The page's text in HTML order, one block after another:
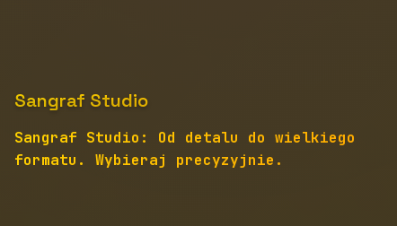
Sangraf Studio
Sangraf Studio: Od detalu do wielkiego
formatu. Wybieraj precyzyjnie.